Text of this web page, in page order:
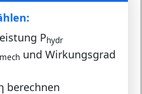
Phydr
mechund Wirkungsgrad
berechnen